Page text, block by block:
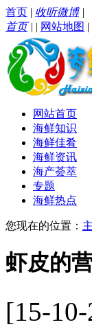
首页 | 收听微博|
首页| | 网站地图 |
网站首页
海鲜知识
海鲜佳肴
海鲜资讯
海产荟萃
专题
海鲜热点
您现在的位置：
虾皮的
[15-